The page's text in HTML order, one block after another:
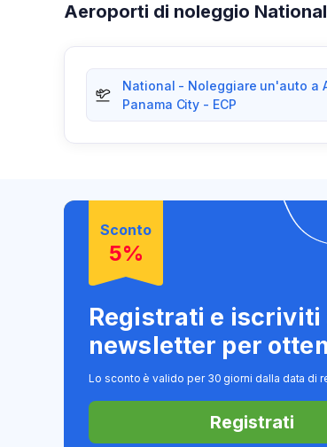
Aeroporti di noleggio National
National - Noleggiare un'auto a
Panama City - ECP
Sconto
5%
Registrati e iscriviti
newsletter per
Lo sconto è valido per 30 giorni dalla data di
Registrati